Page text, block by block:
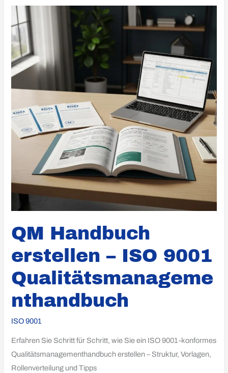
QM Handbuch
erstellen – ISO 9001
Qualitätsmanageme
nthandbuch
ISO 9001
Erfahren Sie Schritt für Schritt, wie Sie ein ISO 9001-konformes
Qualitätsmanagementhandbuch erstellen – Struktur, Vorlagen,
Rollenverteilung und Tipps
Handbuch
erstellen
–
ISO
9001
Qualitätsmanagementhandbuch